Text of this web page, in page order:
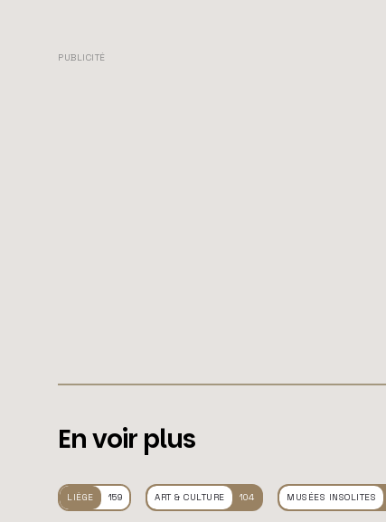
PUBLICITÉ
En voir plus
LIÈGE 159 ART & CULTURE 104 MUSÉES INSOLITES